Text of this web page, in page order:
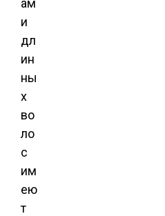
ам
и
дл
ин
ны
х
во
ло
с
им
ею
т